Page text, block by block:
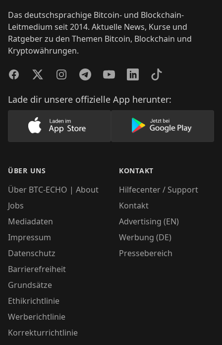
Das deutschsprachige Bitcoin- und Blockchain-
Leitmedium seit 2014. Aktuelle News, Kurse und
Ratgeber zu den Themen Bitcoin, Blockchain und
Kryptowährungen.
FacebookTwitterInstagramTelegramYouTubeLinkedInTikTok
Lade dir unsere offizielle App herunter:
Lade unsere App im AppStore herunter
Lade unsere
ÜBER UNS
Über BTC-ECHO | About
Jobs
Mediadaten
Impressum
Datenschutz
Barrierefreiheit
Grundsätze
Ethikrichtlinie
Werberichtlinie
Korrekturrichtlinie
KONTAKT
Hilfecenter / Support
Kontakt
Advertising (EN)
Werbung (DE)
Pressebereich